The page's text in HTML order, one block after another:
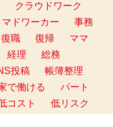
クラウドワーク
マドワーカー
事務
復職 復帰
ママ
経理
総務
投稿
帳簿整理
で働ける
パート
コスト 低リスク